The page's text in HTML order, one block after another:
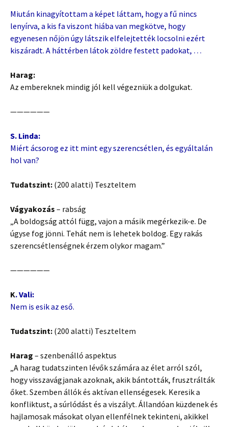
Miután kinagyítottam a képet láttam, hogy a fű nincs
lenyírva, a kis fa viszont hiába van megkötve, hogy
egyenesen nőjön úgy látszik elfelejtették locsolni ezért
kiszáradt. A háttérben látok zöldre festett padokat, …
Harag:
Az embereknek mindig jól kell végezniük a dolgukat.
——————
S. Linda:
Miért ácsorog ez itt mint egy szerencsétlen, és egyáltalán
hol van?
Tudatszint: (200 alatti) Teszteltem
Vágyakozás – rabság
„A boldogság attól függ, vajon a másik megérkezik-e. De
úgyse fog jönni. Tehát nem is lehetek boldog. Egy rakás
szerencsétlenségnek érzem olykor magam.”
——————
K. Vali:
Nem is esik az eső.
Tudatszint: (200 alatti) Teszteltem
Harag – szenbenálló aspektus
„A harag tudatszinten lévők számára az élet arról szól,
hogy visszavágjanak azoknak, akik bántották, frusztrálták
őket. Szemben állók és aktívan ellenségesek. Keresik a
konfliktust, a súrlódást és a viszályt. Állandóan küzdenek és
hajlamosak másokat olyan ellenfélnek tekinteni, akikkel